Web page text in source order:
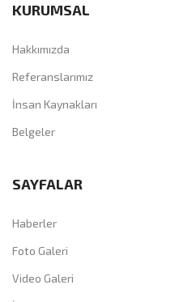
KURUMSAL
Hakkımızda
Referanslarımız
İnsan Kaynakları
Belgeler
SAYFALAR
Haberler
Foto Galeri
Video Galeri